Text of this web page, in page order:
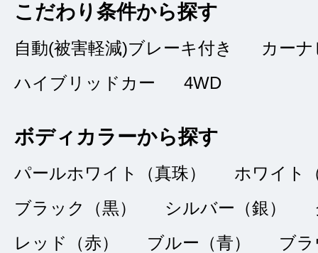
品質：
選定し購入を決め
感じです。又、機
します。
こだわり条件から探す
自動(被害軽減)ブレーキ付き
カー
ハイブリッドカー
4WD
ボディカラーから探す
パールホワイト（真珠）
ホワイト
ブラック（黒）
シルバー（銀）
レッド（赤）
ブルー（青）
ブ